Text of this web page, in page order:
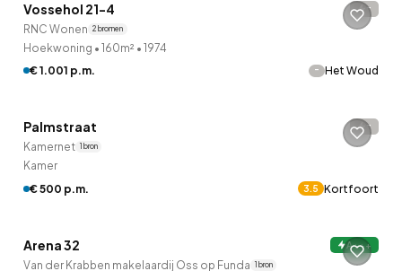
Vossehol 21-4 -
RNC Wonen 2 bronnen
Hoekwoning • 160m² • 1974
€ 1.001 p.m.
- Het Woud
Betaald reageren
Palmstraat -
Kamernet 1 bron
Kamer
€ 500 p.m.
3.5 Kortfoort
Onder optie
Arena 32 A+++
Van der Krabben makelaardij Oss op Funda 1 bron